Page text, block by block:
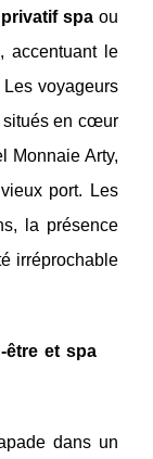
spaou
accentuant le
voyageurs
situés en cœur
Monnaie Arty,
port. Les
la présence
irréprochable
être et spa
dans un